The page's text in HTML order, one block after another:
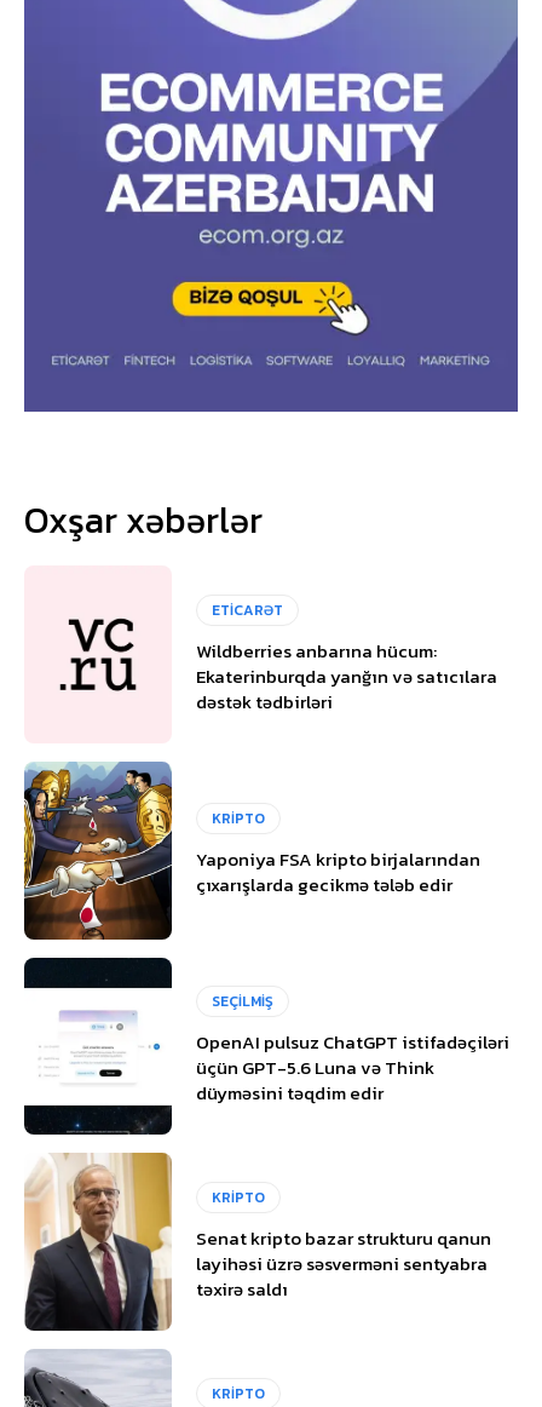
Oxşar xəbərlər
ETİCARƏT
Wildberries anbarına hücum:
Ekaterinburqda yanğın və satıcılara
dəstək tədbirləri
KRİPTO
Yaponiya FSA kripto birjalarından
çıxarışlarda gecikmə tələb edir
SEÇİLMİŞ
OpenAI pulsuz ChatGPT istifadəçiləri
üçün GPT-5.6 Luna və Think
düyməsini təqdim edir
KRİPTO
Senat kripto bazar strukturu qanun
layihəsi üzrə səsverməni sentyabra
təxirə saldı
KRİPTO